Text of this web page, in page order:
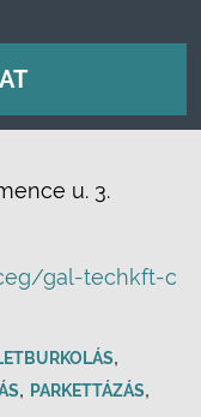
u. 3.
gal-techkft-c
,
, PARKETTÁZÁS,